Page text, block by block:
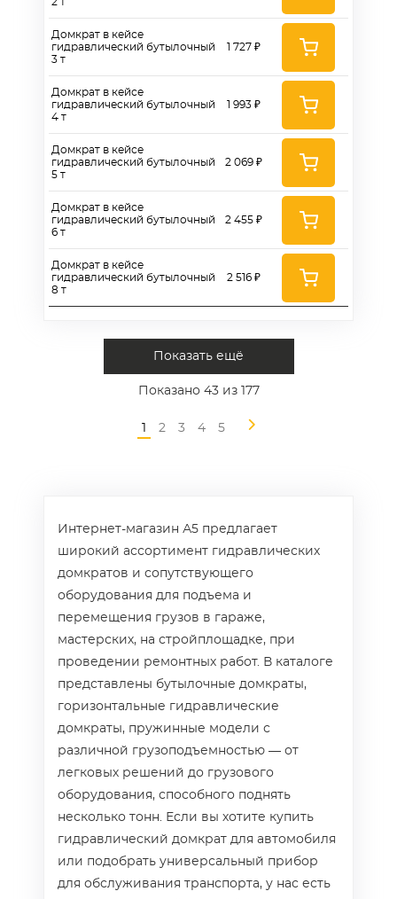
Домкрат в кейсе
гидравлический бутылочный
3 т
Домкрат в кейсе
гидравлический бутылочный
4 т
Домкрат в кейсе
гидравлический бутылочный
5 т
Домкрат в кейсе
гидравлический бутылочный
6 т
Домкрат в кейсе
гидравлический бутылочный
8 т
1 727 ₽
1 993 ₽
2 069 ₽
2 455 ₽
2 516 ₽
Показать ещё
Показано 43из 177
2 3 4 5
Интернет-магазин А5 предлагает
широкий ассортимент гидравлических
домкратов и сопутствующего
оборудования для подъема и
перемещения грузов в гараже,
мастерских, на стройплощадке, при
проведении ремонтных работ. В каталоге
представлены бутылочные домкраты,
горизонтальные гидравлические
домкраты, пружинные модели с
различной грузоподъемностью — от
легковых решений до грузового
оборудования, способного поднять
несколько тонн. Если вы хотите купить
гидравлический домкрат для автомобиля
или подобрать универсальный прибор
для обслуживания транспорта, у нас есть